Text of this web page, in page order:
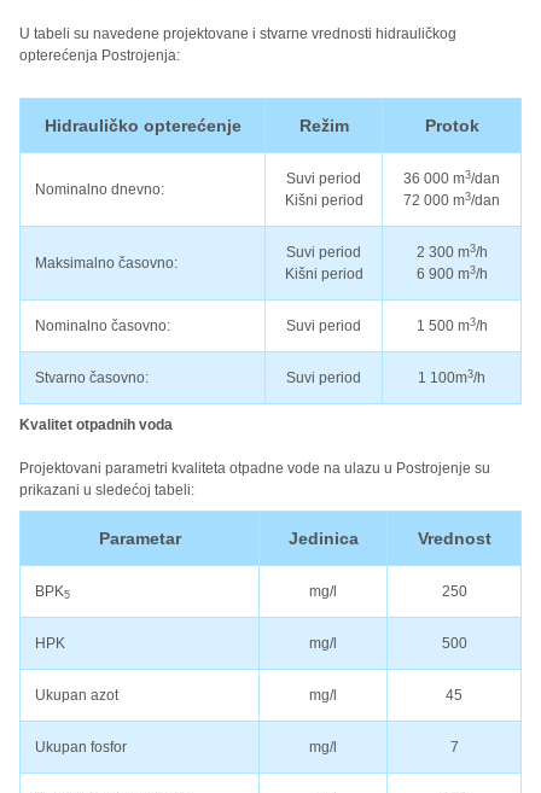
U tabeli su navedene projektovane i stvarne vrednosti hidrauličkog
opterećenja Postrojenja:
Hidrauličko opterećenje Režim Protok
Nominalno dnevno:
Suvi period
Kišni period
36 000 m3/dan
72 000 m3/dan
Maksimalno časovno:
Suvi period
Kišni period
2 300 m3/h
6 900 m3/h
Nominalno časovno: Suvi period 1 500 m3/h
Stvarno časovno: Suvi period 1 100m3/h
Kvalitet otpadnih voda
Projektovani parametri kvaliteta otpadne vode na ulazu u Postrojenje su
prikazani u sledećoj tabeli:
Parametar Jedinica Vrednost
BPK5 mg/l 250
HPK mg/l 500
Ukupan azot mg/l 45
Ukupan fosfor mg/l 7